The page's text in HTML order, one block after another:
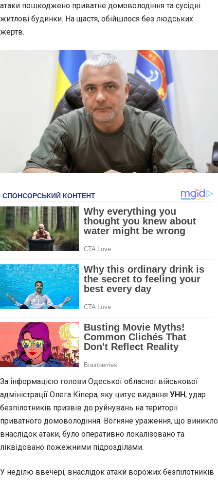
атаки пошкоджено приватне домоволодіння та сусідні
житлові будинки. На щастя, обійшлося без людських
жертв.
За інформацією голови Одеської обласної військової
адміністрації Олега Кіпера, яку цитує видання УНН, удар
безпілотників призвів до руйнувань на території
приватного домоволодіння. Вогняне ураження, що виникло
внаслідок атаки, було оперативно локалізовано та
ліквідовано пожежними підрозділами.
У неділю ввечері, внаслідок атаки ворожих безпілотників